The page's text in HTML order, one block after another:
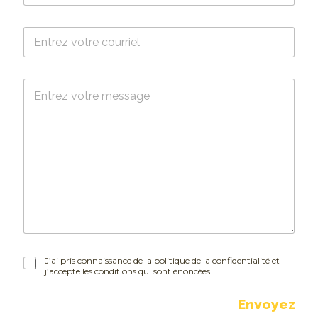
m
C
u
M
J
J’ai pris connaissance de la politique de la confidentialité et
j’accepte les conditions qui sont énoncées.
Envoyez